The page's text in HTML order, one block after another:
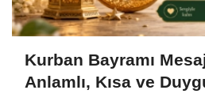
Kurban Bayramı
Anlamlı, Kısa ve